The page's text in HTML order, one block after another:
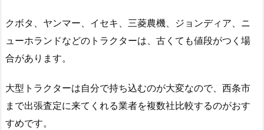
クボタ、ヤンマー、イセキ、三菱農機、ジョンディア、ニ
ューホランドなどのトラクターは、古くても値段がつく場
合があります。
大型トラクターは自分で持ち込むのが大変なので、西条市
まで出張査定に来てくれる業者を複数社比較するのがおす
すめです。